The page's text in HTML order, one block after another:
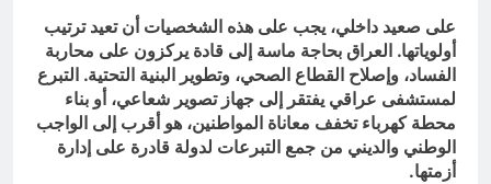
على صعيد داخلي، يجب على هذه الشخصيات أن تعيد ترتيب
أولوياتها. العراق بحاجة ماسة إلى قادة يركزون على محاربة
الفساد، وإصلاح القطاع الصحي، وتطوير البنية التحتية. التبرع
لمستشفى عراقي يفتقر إلى جهاز تصوير شعاعي، أو بناء
محطة كهرباء تخفف معاناة المواطنين، هو أقرب إلى الواجب
الوطني والديني من جمع التبرعات لدولة قادرة على إدارة
أزمتها.